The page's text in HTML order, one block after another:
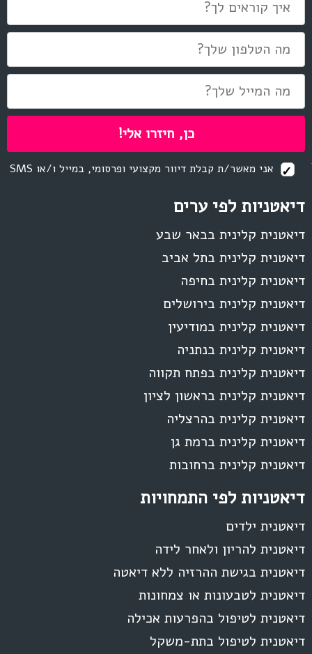
דיאטניות לפי ערים
דיאטנית קלינית בבאר שבע
דיאטנית קלינית בתל אביב
דיאטנית קלינית בחיפה
דיאטנית קלינית בירושלים
דיאטנית קלינית במודיעין
דיאטנית קלינית בנתניה
דיאטנית קלינית בפתח תקווה
דיאטנית קלינית בראשון לציון
דיאטנית קלינית בהרצליה
דיאטנית קלינית ברמת גן
דיאטנית קלינית ברחובות
דיאטניות לפי התמחויות
דיאטנית ילדים
דיאטנית להריון ולאחר לידה
דיאטנית בגישת ההרזיה ללא דיאטה
דיאטנית לטבעונות או צמחונות
דיאטנית לטיפול בהפרעות אכילה
דיאטנית לטיפול בתת-משקל
אני מאשר/ת קבלת דיוור מקצועי ופרסומי, במייל ו/או SMS